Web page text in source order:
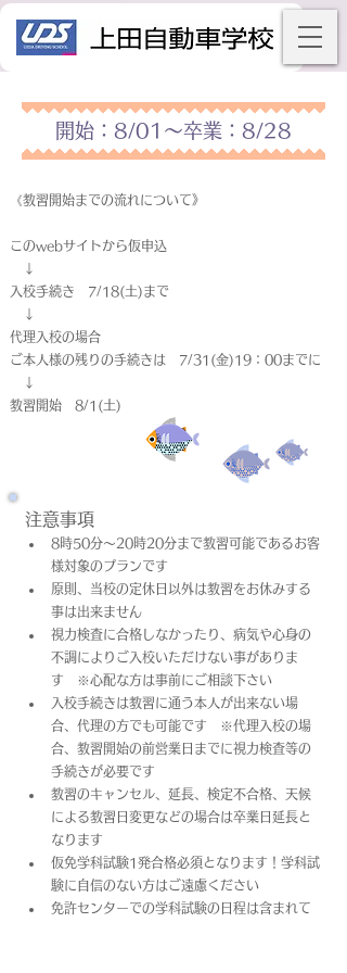
開始：8/01～卒業：8/28
《教習開始までの流れについて》
このwebサイトから仮申込
↓
入校手続き 7/18(土)まで
↓
代理入校の場合
ご本人様の残りの手続きは 7/31(金)19：00までに
↓
教習開始 8/1(土)
注意事項
8時50分～20時20分まで教習可能であるお客
様対象のプランです
原則、当校の定休日以外は教習をお休みする
事は出来ません
視力検査に合格しなかったり、病気や心身の
不調によりご入校いただけない事がありま
す　※心配な方は事前にご相談下さい
入校手続きは教習に通う本人が出来ない場
合、代理の方でも可能です　※代理入校の場
合、教習開始の前営業日までに視力検査等の
手続きが必要です
教習のキャンセル、延長、検定不合格、天候
による教習日変更などの場合は卒業日​延長と
なります
仮免学科試験1発合格必須となります！学科試
験に自信のない方はご遠慮ください
免許センターでの学科試験の日程は含まれて